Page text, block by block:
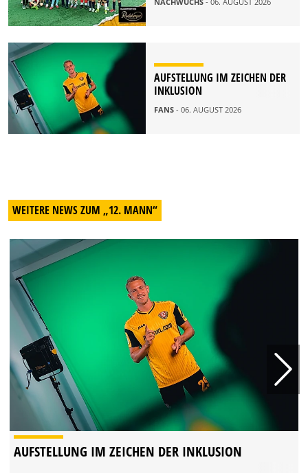
AUFSTELLUNG IM ZEICHEN DER
INKLUSION
FANS - 06. AUGUST 2026
WEITERE NEWS ZUM „12. MANN“
AUFSTELLUNG IM ZEICHEN DER INKLUSION